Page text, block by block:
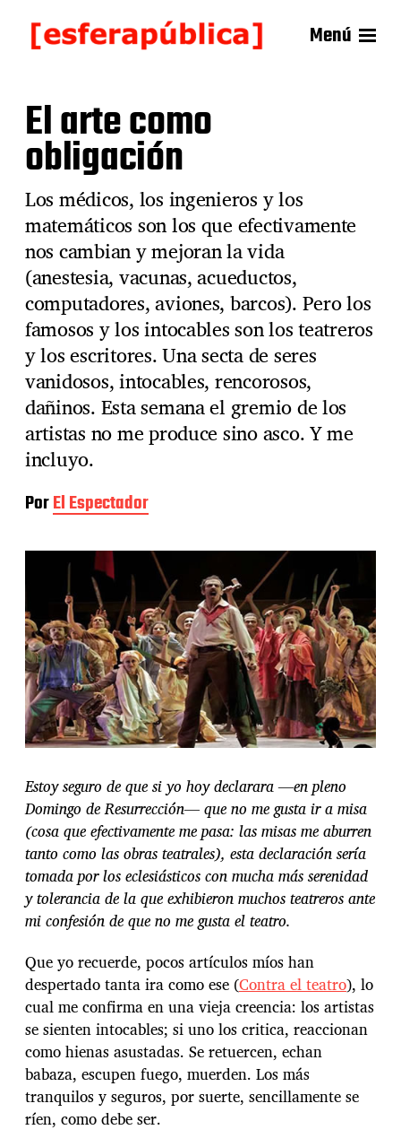
Menú
El arte como
obligación
Los médicos, los ingenieros y los
matemáticos son los que efectivamente
nos cambian y mejoran la vida
(anestesia, vacunas, acueductos,
computadores, aviones, barcos). Pero los
famosos y los intocables son los teatreros
y los escritores. Una secta de seres
vanidosos, intocables, rencorosos,
dañinos. Esta semana el gremio de los
artistas no me produce sino asco. Y me
incluyo.
PorEl Espectador
Estoy seguro de que si yo hoy declarara —en pleno
Domingo de Resurrección— que no me gusta ir a misa
(cosa que efectivamente me pasa: las misas me aburren
tanto como las obras teatrales), esta declaración sería
tomada por los eclesiásticos con mucha más serenidad
y tolerancia de la que exhibieron muchos teatreros ante
mi confesión de que no me gusta el teatro.
Que yo recuerde, pocos artículos míos han
despertado tanta ira como ese (Contra el teatro), lo
cual me confirma en una vieja creencia: los artistas
se sienten intocables; si uno los critica, reaccionan
como hienas asustadas. Se retuercen, echan
babaza, escupen fuego, muerden. Los más
tranquilos y seguros, por suerte, sencillamente se
ríen, como debe ser.